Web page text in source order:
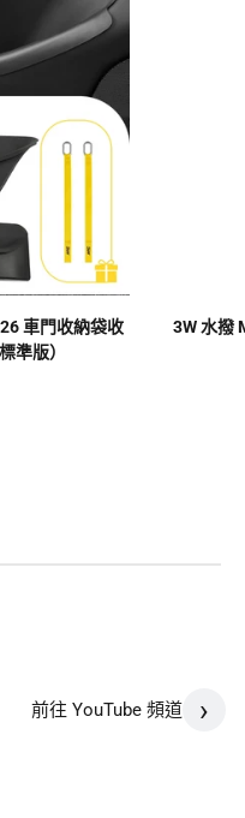
車門收納袋收
準版）
3W 水撥
前往 YouTube 頻道 ›